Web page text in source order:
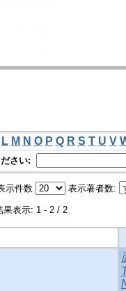
L M N O P Q R S T U V
さい:
示件数 表示著者数:
果表示: 1 - 2 / 2